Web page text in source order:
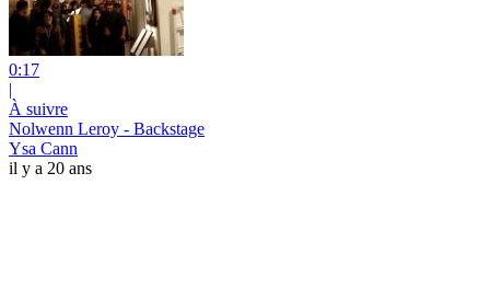
0:17
|
À suivre
Nolwenn Leroy - Backstage
Ysa Cann
il y a 20 ans